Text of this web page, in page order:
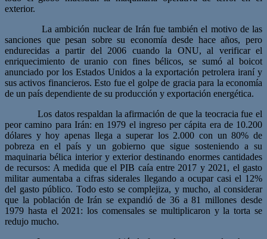
exterior.
La ambición nuclear de Irán fue también el motivo de las
sanciones que pesan sobre su economía desde hace años, pero
endurecidas a partir del 2006 cuando la ONU, al verificar el
enriquecimiento de uranio con fines bélicos, se sumó al boicot
anunciado por los Estados Unidos a la exportación petrolera iraní y
sus activos financieros. Esto fue el golpe de gracia para la economía
de un país dependiente de su producción y exportación energética.
Los datos respaldan la afirmación de que la teocracia fue el
peor camino para Irán: en 1979 el ingreso per cápita era de 10.200
dólares y hoy apenas llega a superar los 2.000 con un 80% de
pobreza en el país y un gobierno que sigue sosteniendo a su
maquinaria bélica interior y exterior destinando enormes cantidades
de recursos: A medida que el PIB caía entre 2017 y 2021, el gasto
militar aumentaba a cifras siderales llegando a ocupar casi el 12%
del gasto público. Todo esto se complejiza, y mucho, al considerar
que la población de Irán se expandió de 36 a 81 millones desde
1979 hasta el 2021: los comensales se multiplicaron y la torta se
redujo mucho.